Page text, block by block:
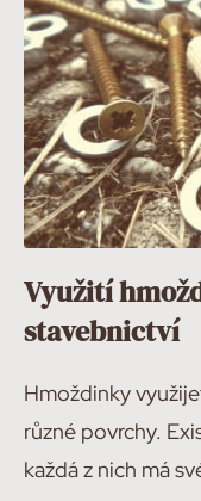
Využití
stavebnictví
Hmoždinky
různé povrchy.
každá z nich má